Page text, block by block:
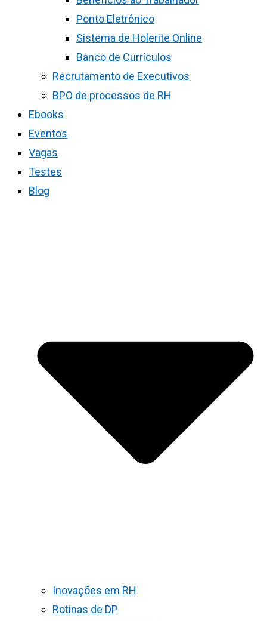
Ponto Eletrônico
Sistema de Holerite Online
Banco de Currículos
Recrutamento de Executivos
BPO de processos de RH
Ebooks
Eventos
Vagas
Testes
Blog
Inovações em RH
Rotinas de DP